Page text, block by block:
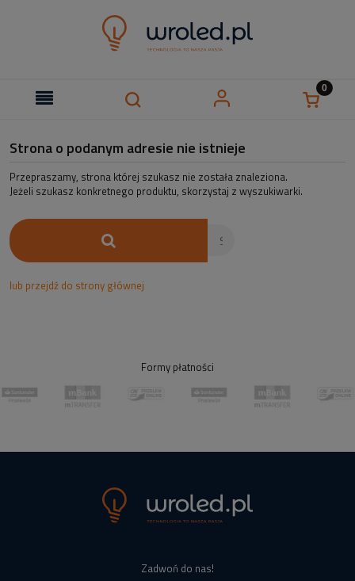
Strona o podanym adresie nie istnieje
Przepraszamy, strona której szukasz nie została znaleziona.
Jeżeli szukasz konkretnego produktu, skorzystaj z wyszukiwarki.
lub przejdź do strony głównej
Formy płatności
Zadwoń do nas!